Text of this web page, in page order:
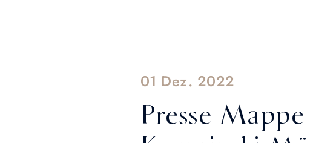
01 Dez. 2022
Presse